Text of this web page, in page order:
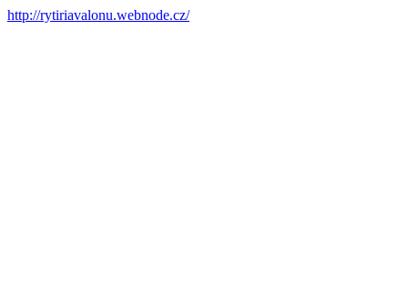
http://rytiriavalonu.webnode.cz/